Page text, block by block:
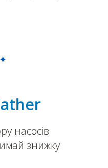
насосів
знижку